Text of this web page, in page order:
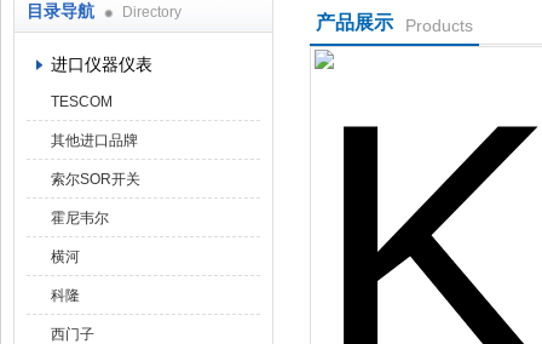
目录导航 Directory
进口仪器仪表
TESCOM
其他进口品牌
索尔SOR开关
霍尼韦尔
横河
科隆
西门子
产品展示 Products